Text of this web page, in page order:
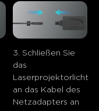
3. Schließen Sie
das
Laserprojektorlicht
an das Kabel des
Netzadapters an